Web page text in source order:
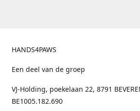
HANDS4PAWS
Een deel van de groep
VJ-Holding, poekelaan 22, 8791
BE1005.182.690